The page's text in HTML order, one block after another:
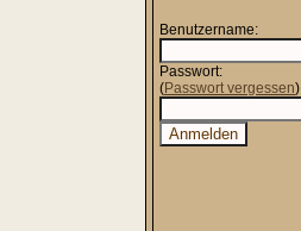
Benutzername:
Passwort:
(Passwort vergessen)